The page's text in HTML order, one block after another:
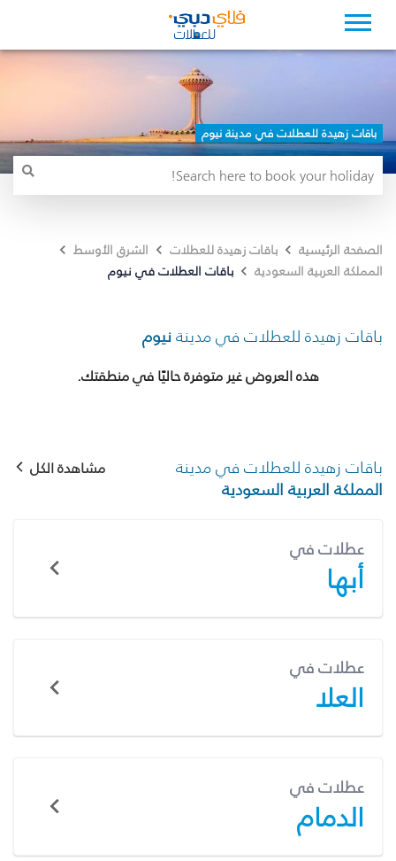
باقات زهيدة للعطلات في مدينة نيوم
الصفحة الرئيسية باقات زهيدة للعطلات
الشرق الأوسط
المملكة العربية السعودية
باقات العطلات في نيوم
باقات زهيدة للعطلات في مدينةنيوم
هذه العروض غير متوفرة حاليًا في منطقتك.
باقات زهيدة للعطلات في مدينة
المملكة العربية السعودية
مشاهدة الكل
عطلات في
أبها
عطلات في
العلا
عطلات في
الدمام